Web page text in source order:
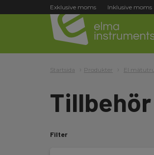
Exklusive moms Inklusive moms
Startsida Produkter El
Filter